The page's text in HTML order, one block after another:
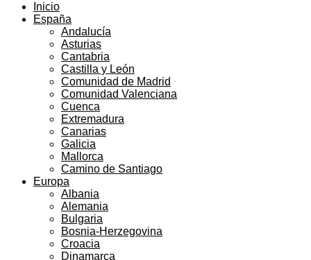
Inicio
España
Andalucía
Asturias
Cantabria
Castilla y León
Comunidad de Madrid
Comunidad Valenciana
Cuenca
Extremadura
Canarias
Galicia
Mallorca
Camino de Santiago
Europa
Albania
Alemania
Bulgaria
Bosnia-Herzegovina
Croacia
Dinamarca